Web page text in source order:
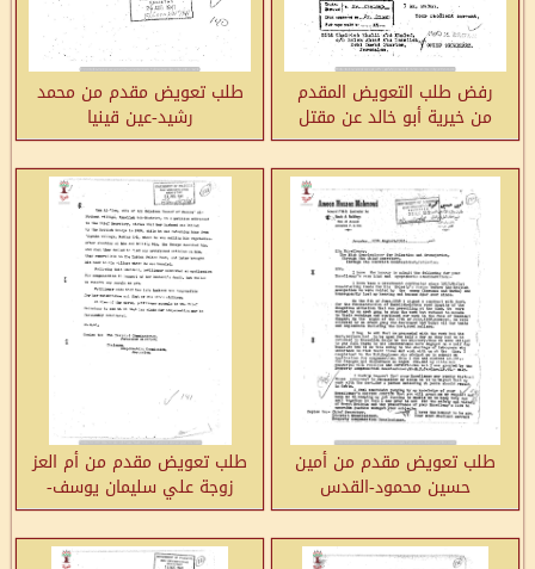
رفض طلب التعويض المقدم
من خيرية أبو خالد عن مقتل
زوجها
طلب تعويض مقدم من محمد
رشيد-عين قينيا
طلب تعويض مقدم من أمين
حسين محمود-القدس
طلب تعويض مقدم من أم العز
زوجة علي سليمان يوسف-
مزارع النوباني